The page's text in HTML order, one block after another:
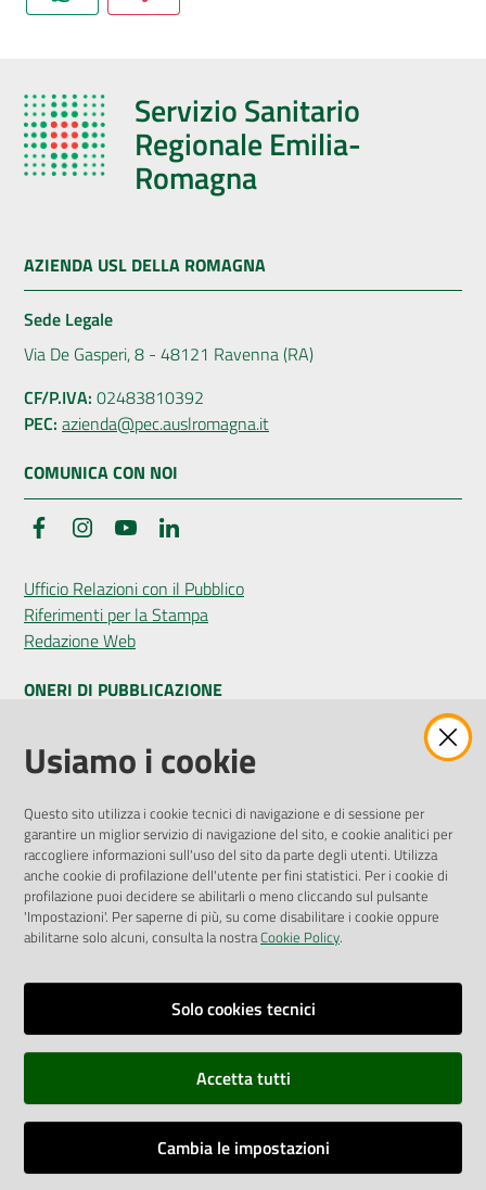
Servizio Sanitario
Regionale Emilia-
Romagna
AZIENDA USL DELLA ROMAGNA
Sede Legale
Via De Gasperi, 8 - 48121 Ravenna (RA)
CF/P.IVA: 02483810392
PEC: azienda@pec.auslromagna.it
COMUNICA CON NOI
FacebookInstagramYouTube
Ufficio Relazioni con il Pubblico
Riferimenti per la Stampa
Redazione Web
ONERI DI PUBBLICAZIONE
Amministrazione Trasparente
Pubblicità legale
Privacy Policy
Attuazione Misure PNRR
Liste di Attesa
ENTI, IMPRESE E PARTNER
Fatturazione Elettronica
Richiesta Patrocinio
Dichiarazione di Accessibilità
Dati di Monitoraggio
Usiamo i cookie
Questo sito utilizza i cookie tecnici di navigazione e di sessione per
garantire un miglior servizio di navigazione del sito, e cookie analitici per
raccogliere informazioni sull'uso del sito da parte degli utenti. Utilizza
anche cookie di profilazione dell'utente per fini statistici. Per i cookie di
profilazione puoi decidere se abilitarli o meno cliccando sul pulsante
'Impostazioni'. Per saperne di più, su come disabilitare i cookie oppure
abilitarne solo alcuni, consulta la nostraCookie Policy.
Solo cookies tecnici
Accetta tutti
Cambia le impostazioni